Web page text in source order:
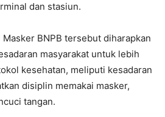
dan stasiun.
BNPB tersebut diharapkan
masyarakat untuk lebih
kesehatan, meliputi kesadaran
disiplin memakai masker,
tangan.